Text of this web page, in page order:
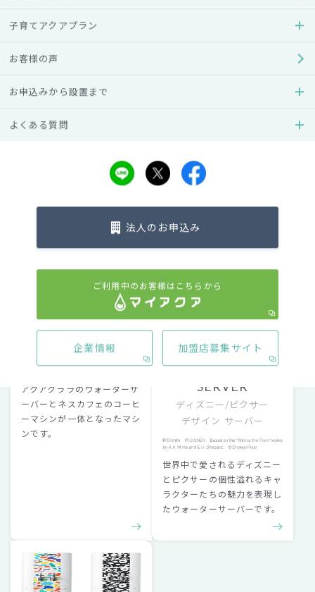
AQUA SLIMS
置き場所を選ばないシリーズ
の小型サイズのウォーターサ
もコンパクトに収まります。
空間や性別を問わず誰からも
愛される心地よいデザインを
AQUA WITH
アクアウィズ
アクアクララのウォーターサ
ーバーとネスカフェのコーヒ
ーマシンが一体となったマシ
ンです。
DISNEY/PIXAR
DESIGN
SERVER
ディズニー/ピクサー
デザイン サーバー
世界中で愛されるディズニー
とピクサーの個性溢れるキャ
ラクターたちの魅力を表現し
たウォーターサーバーです。
子育てアクアプラン
お客様の声
お申込みから設置まで
よくある質問
法人のお申込み
ご利用中のお客様はこちらから
企業情報 加盟店募集サイト